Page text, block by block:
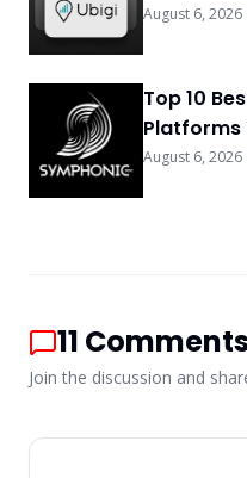
August 6, 2026
Top 10
Platforms
August 6, 2026
11
Join the discussion and